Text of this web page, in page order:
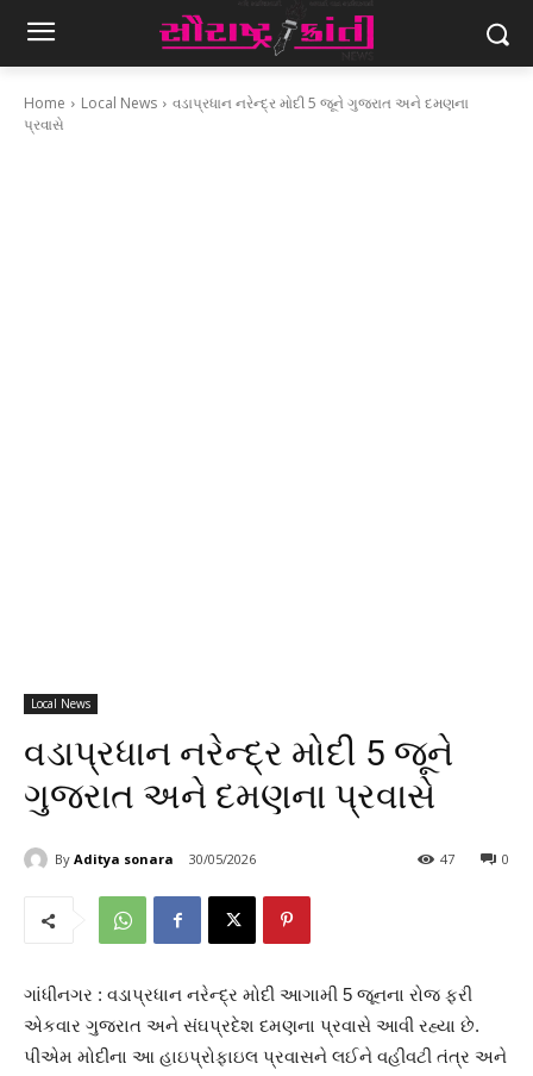
Home Local News
વડાપ્રધાન નરેન્દ્ર મોદી 5 જૂને ગુજરાત અને દમણના
પ્રવાસે
Local News
વડાપ્રધાન નરેન્દ્ર મોદી 5 જૂને
ગુજરાત અને દમણના પ્રવાસે
By Aditya sonara 30/05/2026 0
47
ગાંધીનગર : વડાપ્રધાન નરેન્દ્ર મોદી આગામી 5 જૂનના રોજ ફરી
એકવાર ગુજરાત અને સંઘપ્રદેશ દમણના પ્રવાસે આવી રહ્યા છે.
પીએમ મોદીના આ હાઇપ્રોફાઇલ પ્રવાસને લઈને વહીવટી તંત્ર અને